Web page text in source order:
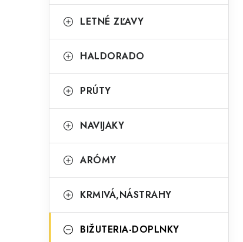
e
ó
i
LETNÉ ZĽAVY
HALDORADO
PRÚTY
NAVIJAKY
ARÓMY
KRMIVÁ,NÁSTRAHY
BIŽUTERIA-DOPLNKY